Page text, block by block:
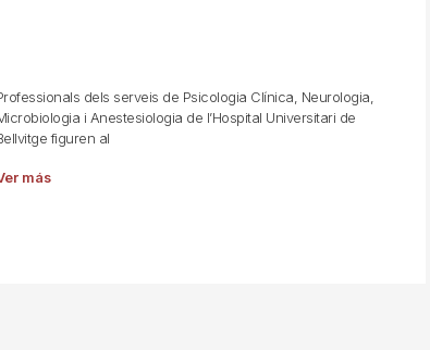
dels serveis de Psicologia Clínica, Neurologia,
i Anestesiologia de l’Hospital Universitari de
figuren al
más